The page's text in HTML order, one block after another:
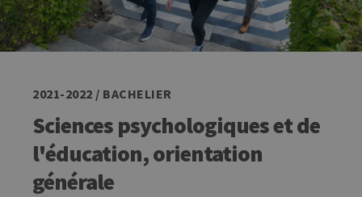
2021-2022 / BACHELIER
Sciences psychologiques et de
l'éducation, orientation
générale